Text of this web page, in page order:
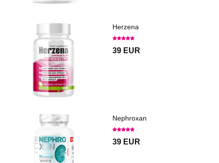
Herzena
39 EUR
Nephroxan
39 EUR